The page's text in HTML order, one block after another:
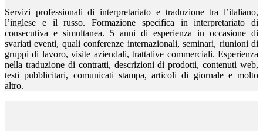
Servizi professionali di interpretariato e traduzione tra l’italiano,
l’inglese e il russo. Formazione specifica in interpretariato di
consecutiva e simultanea. 5 anni di esperienza in occasione di
svariati eventi, quali conferenze internazionali, seminari, riunioni di
gruppi di lavoro, visite aziendali, trattative commerciali. Esperienza
nella traduzione di contratti, descrizioni di prodotti, contenuti web,
testi pubblicitari, comunicati stampa, articoli di giornale e molto
altro.